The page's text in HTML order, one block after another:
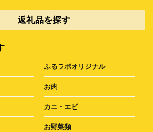
返礼品を探す
ふるラボオリジナル
お肉
カニ・エビ
お野菜類